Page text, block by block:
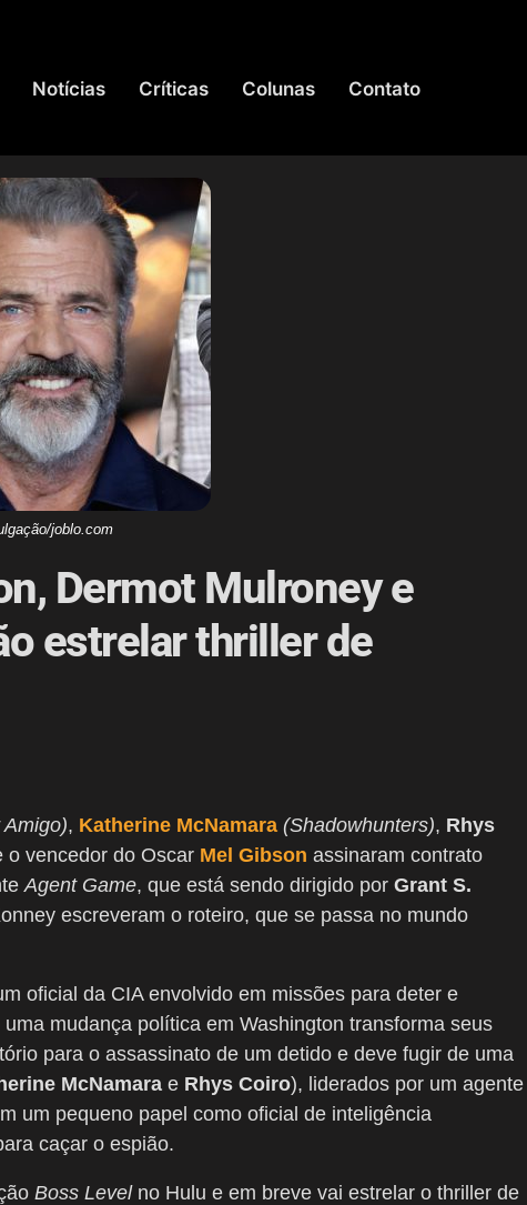
Notícias Críticas Colunas Contato
joblo.com
Dermot Mulroney e
estrelar thriller de
, Katherine McNamara (Shadowhunters), Rhys
o vencedor do Oscar Mel Gibson assinaram contrato
Agent Game, que está sendo dirigido por Grant S.
escreveram o roteiro, que se passa no mundo
oficial da CIA envolvido em missões para deter e
mudança política em Washington transforma seus
para o assassinato de um detido e deve fugir de uma
McNamara e Rhys Coiro), liderados por um agente
um pequeno papel como oficial de inteligência
caçar o espião.
Boss Levelno Hulu e em breve vai estrelar o thriller de